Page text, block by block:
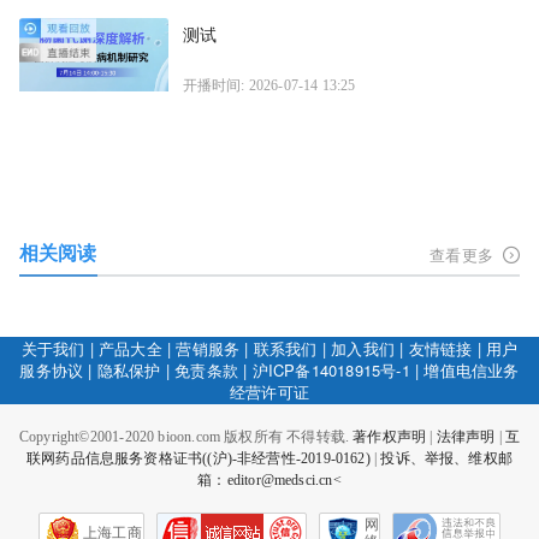
测试
开播时间: 2026-07-14 13:25
相关阅读 查看更多
关于我们 | 产品大全|营销服务 | 联系我们 | 加入我们 | 友情链接 | 用户
服务协议 | 隐私保护 |免责条款 | 沪ICP备14018915号-1 |增值电信业务
经营许可证
Copyright©2001-2020 bioon.com 版权所有 不得转载.著作权声明 法律声明
互
联网药品信息服务资格证书((沪)-非经营性-2019-0162)|投诉、举报、维权邮
箱：editor@medsci.cn<
上海工商
网